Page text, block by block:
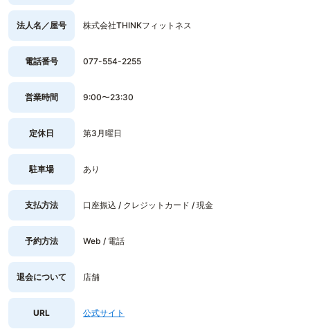
法人名／屋号 株式会社THINKフィットネス
電話番号 077-554-2255
営業時間 9:00〜23:30
定休日 第3月曜日
駐車場 あり
支払方法 口座振込 / クレジットカード / 現金
予約方法 Web / 電話
退会について 店舗
URL 公式サイト